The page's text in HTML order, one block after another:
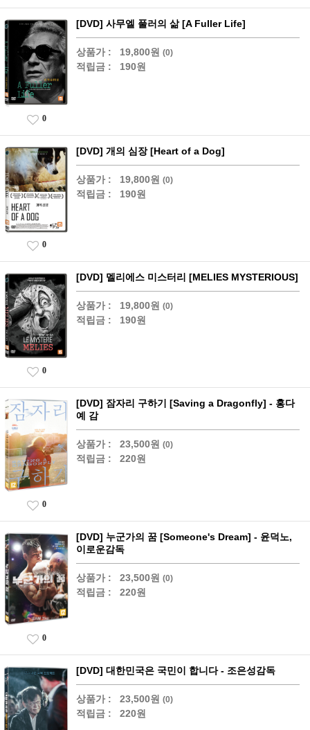
[DVD] 사무엘 풀러의 삶 [A Fuller Life]
상품가 : 19,800원 (0)
적립금 : 190원
0
[DVD] 개의 심장 [Heart of a Dog]
상품가 : 19,800원 (0)
적립금 : 190원
0
[DVD] 멜리에스 미스터리 [MELIES MYSTERIOUS]
상품가 : 19,800원 (0)
적립금 : 190원
0
[DVD] 잠자리 구하기 [Saving a Dragonfly] - 홍다
예 감
상품가 : 23,500원 (0)
적립금 : 220원
0
[DVD] 누군가의 꿈 [Someone's Dream] - 윤덕노,
이로운감독
상품가 : 23,500원 (0)
적립금 : 220원
0
[DVD] 대한민국은 국민이 합니다 - 조은성감독
상품가 : 23,500원 (0)
적립금 : 220원